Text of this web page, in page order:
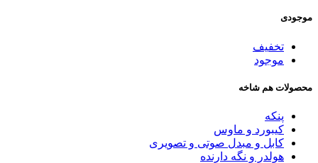
موجودی
تخفیف
موجود
محصولات هم شاخه
پنکه
کیبورد و ماوس
کابل و مبدل صوتی و تصویری
هولدر و نگه دارنده